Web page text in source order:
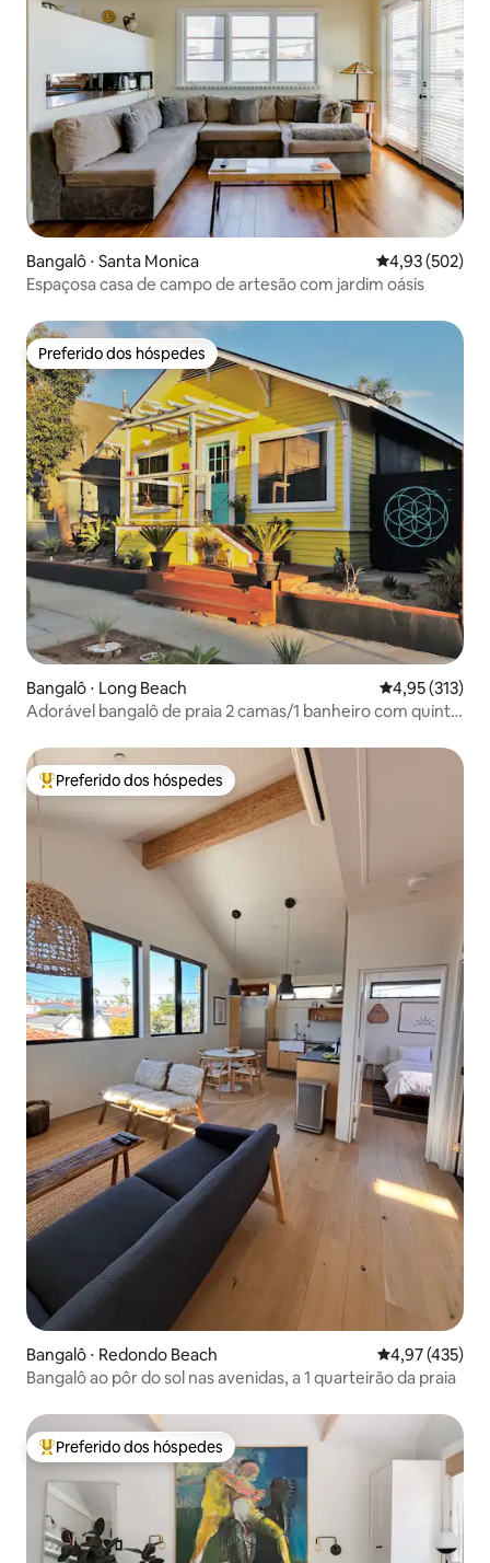
Bangalô ⋅ Santa Monica 4,93 de uma
4,93 (502)
Espaçosa casa de campo de artesão com jardim oásis
Preferido dos hóspedes
Preferido dos hóspedes
Bangalô ⋅ Long Beach 4,95 de uma
4,95 (313)
Adorável bangalô de praia 2 camas/1 banheiro com quintal
Entre os melhores preferidos dos hóspedes
Preferido dos hóspedes
Bangalô ⋅ Redondo Beach 4,97 de uma
4,97 (435)
Bangalô ao pôr do sol nas avenidas, a 1 quarteirão da praia
Entre os melhores preferidos dos hóspedes
Preferido dos hóspedes